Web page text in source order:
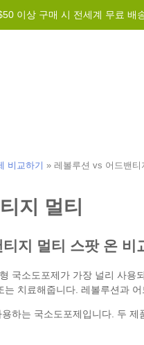
이상 구매 시 전세계 무료 배
비교하기 » 레볼루션 vs 어드밴티